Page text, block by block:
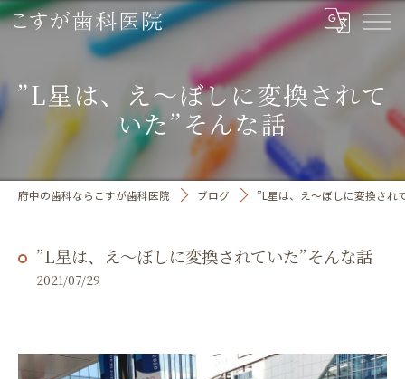
”L星は、え～ぼしに変換されて
いた”そんな話
府中の歯科ならこすが歯科医院 ブログ ”L星は、え～ぼしに変換され
”L星は、え～ぼしに変換されていた”そんな話
2021/07/29